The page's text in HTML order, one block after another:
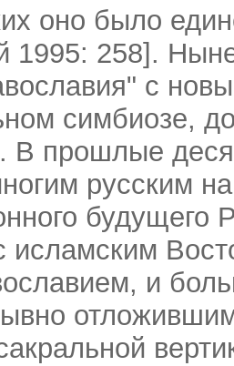
оно было
1995: 258].
с
симбиозе,
В прошлые
русским
будущего
исламским
и